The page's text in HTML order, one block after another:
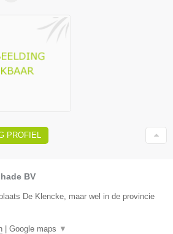
PROFIEL
BV
De Klencke, maar wel in de provincie
Google maps ▼